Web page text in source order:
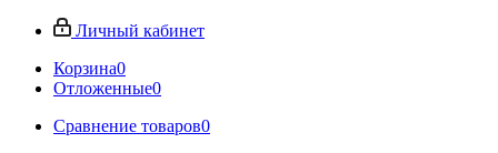
Личный кабинет
Корзина0
Отложенные0
Сравнение товаров0